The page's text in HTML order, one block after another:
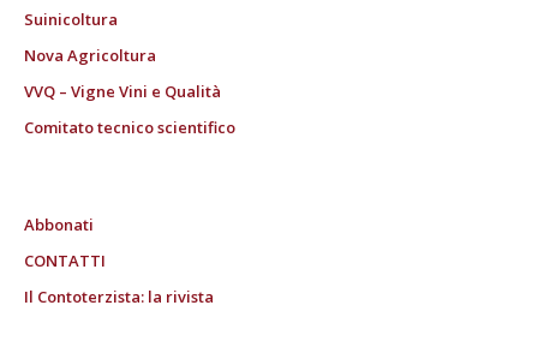
Suinicoltura
Nova Agricoltura
VVQ – Vigne Vini e Qualità
Comitato tecnico scientifico
Abbonati
CONTATTI
Il Contoterzista: la rivista